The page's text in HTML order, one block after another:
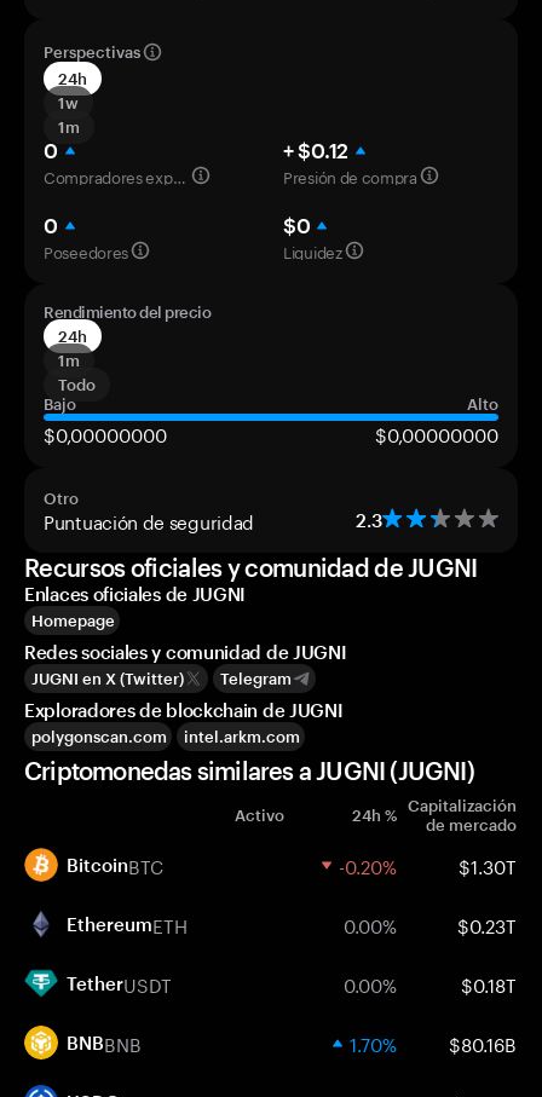
Perspectivas
24h
1w
1m
0
Compradores experimentados
+ $0.12
Presión de compra
0
Poseedores
$0
Liquidez
Rendimiento del precio
24h
1m
Todo
Bajo
Alto
$0,00000000 $0,00000000
Otro
Puntuación de seguridad 2.3
Recursos oficiales y comunidad de JUGNI
Enlaces oficiales de JUGNI
Homepage
Redes sociales y comunidad de JUGNI
JUGNI en X (Twitter) Telegram
Exploradores de blockchain de JUGNI
polygonscan.com intel.arkm.com
Criptomonedas similares a JUGNI (JUGNI)
Activo 24h % Capitalización
de mercado
BitcoinBTC -0.20% $1.30T
EthereumETH 0.00% $0.23T
TetherUSDT 0.00% $0.18T
BNBBNB 1.70% $80.16B